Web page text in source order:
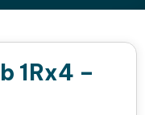
1Rx4 –